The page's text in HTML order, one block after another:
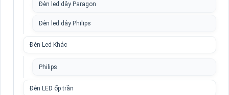
Đèn led dây Paragon
Đèn led dây Philips
Đèn Led Khác
Philips
Đèn LED ốp trần